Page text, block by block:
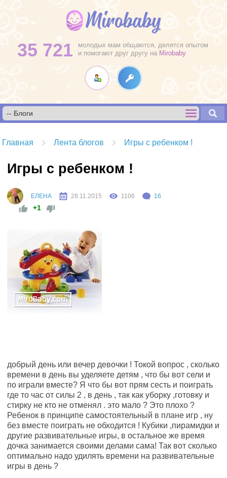
35 721
молодых мам общаются, делятся опытом
и помогают друг другу на Mirobaby
Главная Лента блогов Игры с ребенком !
Игры с ребенком !
ЕЛЕНА 28.11.2015 1106 16
+1
добрый день или вечер девочки ! Токой вопрос , сколько
времени в день вы уделяете детям , что бы вот сели и
по играли вместе? Я что бы вот прям сесть и поиграть
где то час от силы 2 , в день , так как уборку ,готовку и
стирку не кто не отменял . это мало ? Это плохо ?
Ребенок в принципе самостоятельный в плане игр , ну
без вместе поиграть не обходится ! Кубики ,пирамидки и
другие развивательные игры, в остальное же время
дочка занимается своими делами сама! Так вот сколько
оптимально надо удилять времени на развивательные
игры в день ?